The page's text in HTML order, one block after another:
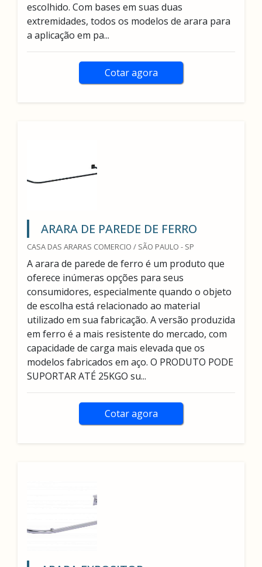
escolhido. Com bases em suas duas
extremidades, todos os modelos de arara para
a aplicação em pa...
Cotar agora
ARARA DE PAREDE DE FERRO
CASA DAS ARARAS COMERCIO / SÃO PAULO - SP
A arara de parede de ferro é um produto que
oferece inúmeras opções para seus
consumidores, especialmente quando o objeto
de escolha está relacionado ao material
utilizado em sua fabricação. A versão produzida
em ferro é a mais resistente do mercado, com
capacidade de carga mais elevada que os
modelos fabricados em aço. O PRODUTO PODE
SUPORTAR ATÉ 25KGO su...
Cotar agora